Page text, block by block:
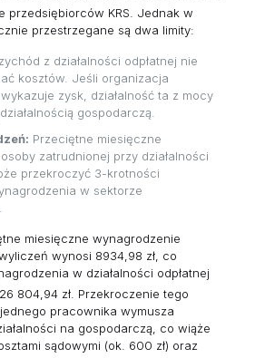
KRS.
Jednak w
przestrzegane są dwa limity:
z działalności odpłatnej nie
kosztów. Jeśli organizacja
zysk, działalność ta z mocy
gospodarczą.
Przeciętne miesięczne
zatrudnionej przy działalności
przekroczyć 3-krotności
w sektorze
miesięczne wynagrodzenie
wynosi 8934,98 zł, co
w działalności odpłatnej
804,94 zł. Przekroczenie tego
pracownika wymusza
na gospodarczą, co wiąże
sądowymi (ok. 600 zł) oraz